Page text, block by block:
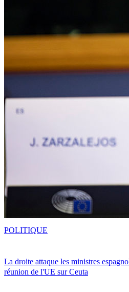
La droite attaque les ministres
réunion de l'UE sur Ceuta
POLITIQUE